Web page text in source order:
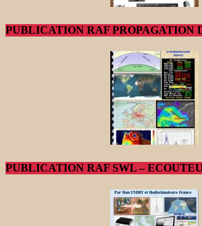
PUBLICATION RAF PROPAGATION
PUBLICATION RAF SWL –